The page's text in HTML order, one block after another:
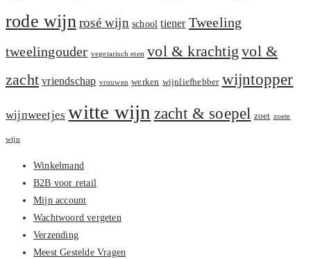
rode wijn rosé wijn school tiener Tweeling
tweelingouder vegetarisch eten vol & krachtig vol &
zacht vriendschap vrouwen werken wijnliefhebber wijntopper
wijnweetjes witte wijn zacht & soepel zoet zoete
wijn
Winkelmand
B2B voor retail
Mijn account
Wachtwoord vergeten
Verzending
Meest Gestelde Vragen